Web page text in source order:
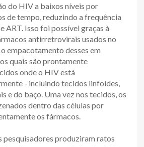
do HIV a baixos níveis por
de tempo, reduzindo a frequência
ART. Isso foi possível graças à
antirretrovirais usados no
empacotamento desses em
quais são prontamente
onde o HIV está
- incluindo tecidos linfoides,
e do baço. Uma vez nos tecidos, os
dentro das células por
os fármacos.
pesquisadores produziram ratos